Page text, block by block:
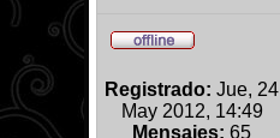
Registrado: Jue, 24
May 2012, 14:49
Mensajes: 65